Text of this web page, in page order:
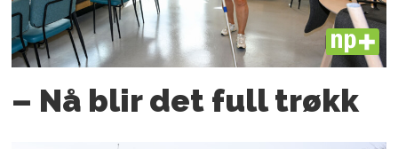
PLUS
– Nå blir det full trøkk